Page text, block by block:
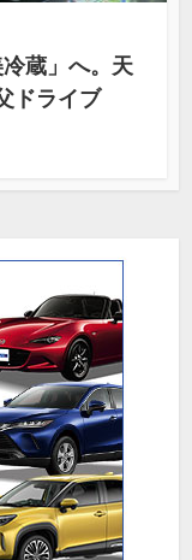
蔵」へ。天
ドライブ